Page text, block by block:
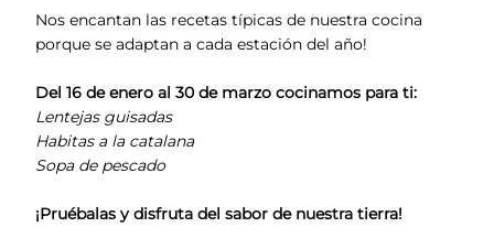
Nos encantan las recetas típicas de nuestra cocina
porque se adaptan a cada estación del año!
Del 16 de enero al 30 de marzo cocinamos para ti:
Lentejas guisadas
Habitas a la catalana
Sopa de pescado
¡Pruébalas y disfruta del sabor de nuestra tierra!